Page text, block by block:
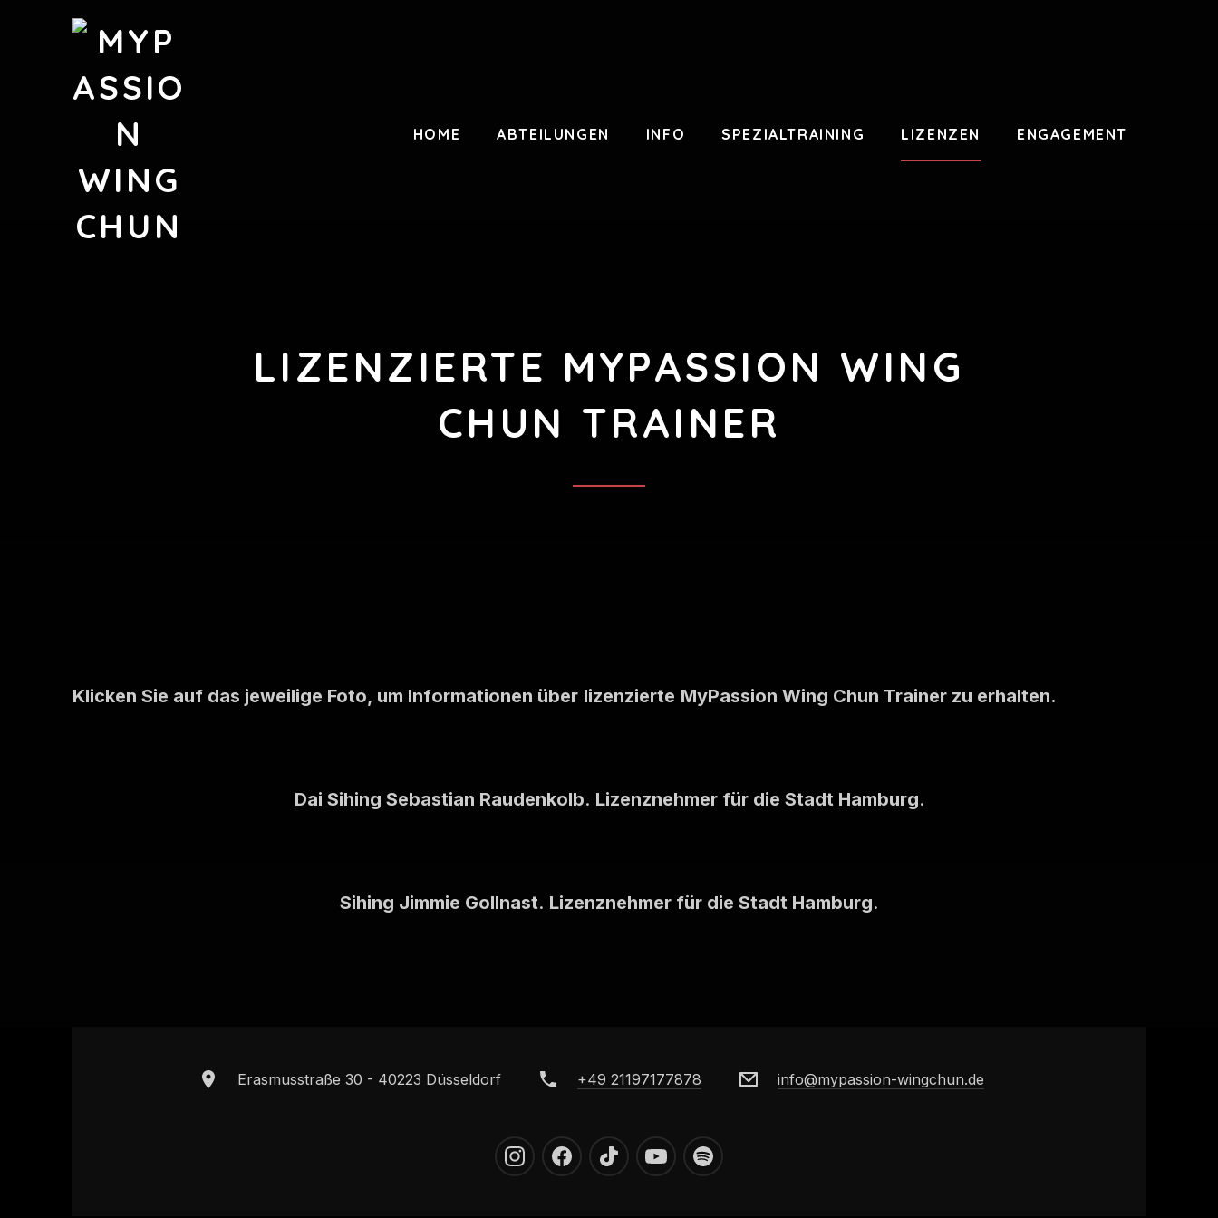
HOME ABTEILUNGEN INFO SPEZIALTRAINING LIZENZEN ENGAGEMENT
LIZENZIERTE MYPASSION WING
CHUN TRAINER
Klicken Sie auf das jeweilige Foto, um Informationen über lizenzierte MyPassion Wing Chun Trainer zu erhalten.
Dai Sihing Sebastian Raudenkolb. Lizenznehmer für die Stadt Hamburg.
Sihing Jimmie Gollnast. Lizenznehmer für die Stadt Hamburg.
Erasmusstraße 30 - 40223 Düsseldorf +49 21197177878 info@mypassion-wingchun.de